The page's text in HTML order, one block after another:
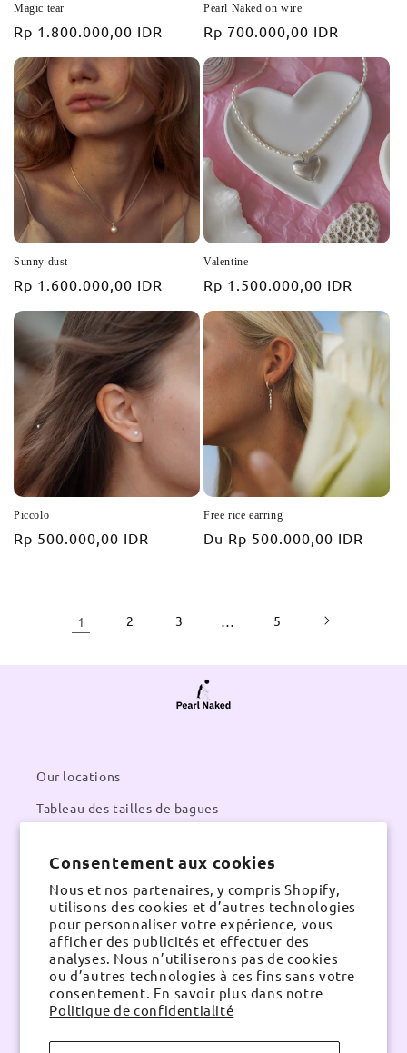
Consentement aux cookies
Nous et nos partenaires, y compris Shopify,
utilisons des cookies et d’autres technologies
pour personnaliser votre expérience, vous
afficher des publicités et effectuer des
analyses. Nous n’utiliserons pas de cookies
ou d’autres technologies à ces fins sans votre
consentement. En savoir plus dans notre
Politique de confidentialité
Magic tear
Prix
habituel
Rp 1.800.000,00 IDR
Pearl Naked on wire
Prix
habituel
Rp 700.000,00 IDR
Sunny dust
Prix
habituel
Rp 1.600.000,00 IDR
Valentine
Prix
habituel
Rp 1.500.000,00 IDR
Piccolo
Prix
Rp 500.000,00 IDR
Free rice earring
Prix
Du Rp 500.000,00 IDR
1 2 3 5
Our locations
Tableau des tailles de bagues
À propos
Contacts
Email:pearlnaked@gmail.com
Contact number:Whatsapp
Instagram
TikTok